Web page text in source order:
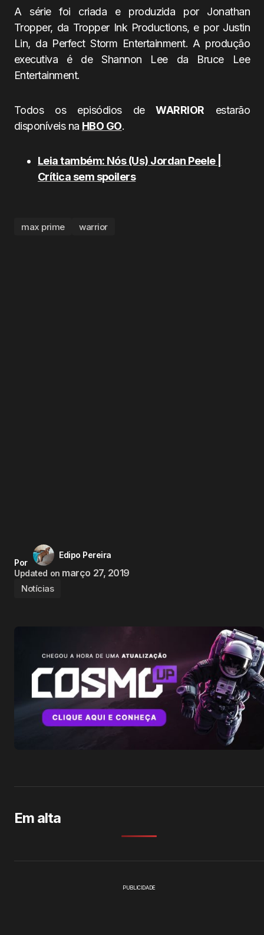
A série foi criada e produzida por Jonathan
Tropper, da Tropper Ink Productions, e por Justin
Lin, da Perfect Storm Entertainment. A produção
executiva é de Shannon Lee da Bruce Lee
Entertainment.
Todos os episódios deWARRIOR estarão
disponíveis na HBO GO.
Leia também: Nós (Us) Jordan Peele |
Crítica sem spoilers
max prime warrior
Por
Edipo Pereira
Updated on março 27, 2019
Notícias
Em alta
PUBLICIDADE